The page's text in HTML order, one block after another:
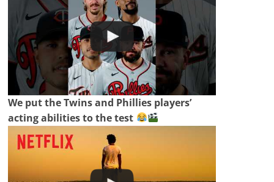
We put the Twins and Phillies players’
acting abilities to the test